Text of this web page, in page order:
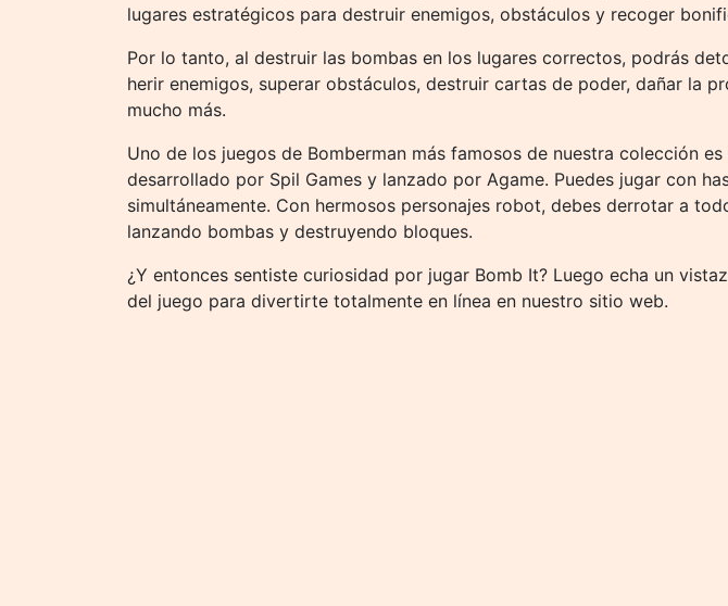
lugares estratégicos para destruir enemigos, obstáculos y recoger
Por lo tanto, al destruir las bombas en los lugares correctos, podrás
herir enemigos, superar obstáculos, destruir cartas de poder, dañar la
mucho más.
Uno de los juegos de Bomberman más famosos de nuestra colección
desarrollado por Spil Games y lanzado por Agame. Puedes jugar con
simultáneamente. Con hermosos personajes robot, debes derrotar a
lanzando bombas y destruyendo bloques.
¿Y entonces sentiste curiosidad por jugar Bomb It? Luego echa un
del juego para divertirte totalmente en línea en nuestro sitio web.